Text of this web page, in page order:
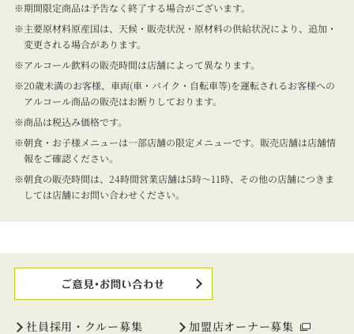
期間限定商品は予告なく終了する場合がございます。
主要原材料原産国は、天候・販売状況・原材料の供給状況により、追加・
変更される場合があります。
アルコール飲料の販売時間は店舗によって異なります。
20歳未満のお客様、車両(車・バイク・自転車等)を運転されるお客様への
アルコール商品の販売はお断りしております。
商品は税込み価格です。
朝食・お子様メニューは一部店舗の限定メニューです。販売店舗は店舗情
報をご確認ください。
朝食の販売時間は、24時間営業店舗は5時～11時、その他の店舗につきま
しては店舗にお問い合わせください。
社員採用・クルー募集 加盟店オーナー募集